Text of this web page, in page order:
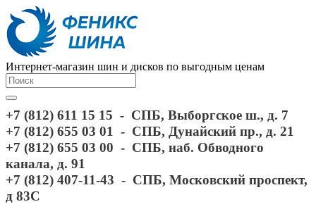
Интернет-магазин шин и дисков по выгодным ценам
+7 (812) 611 15 15 - СПБ, Выборгское ш., д. 7
+7 (812) 655 03 01 - СПБ, Дунайский пр., д. 21
+7 (812) 655 03 00 - СПБ, наб. Обводного
канала, д. 91
+7 (812) 407-11-43 - СПБ, Московский проспект,
д 83С